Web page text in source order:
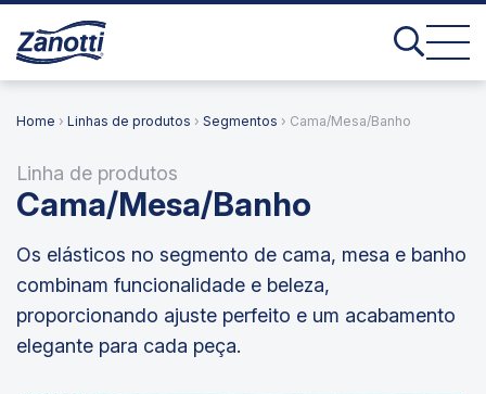
Home › Linhas de produtos › Segmentos › Cama/Mesa/Banho
Linha de produtos
Cama/Mesa/Banho
Os elásticos no segmento de cama, mesa e banho
combinam funcionalidade e beleza,
proporcionando ajuste perfeito e um acabamento
elegante para cada peça.